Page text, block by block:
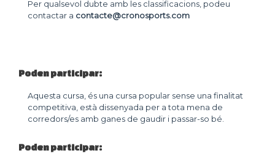
Per qualsevol dubte amb les classificacions, podeu
contactar a contacte@cronosports.com
Poden participar:
Aquesta cursa, és una cursa popular sense una finalitat
competitiva, està dissenyada per a tota mena de
corredors/es amb ganes de gaudir i passar-so bé.
Poden participar: